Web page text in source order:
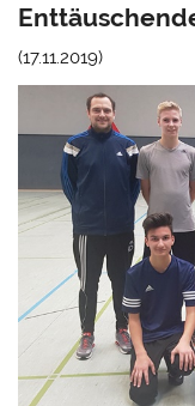
(17.11.2019)